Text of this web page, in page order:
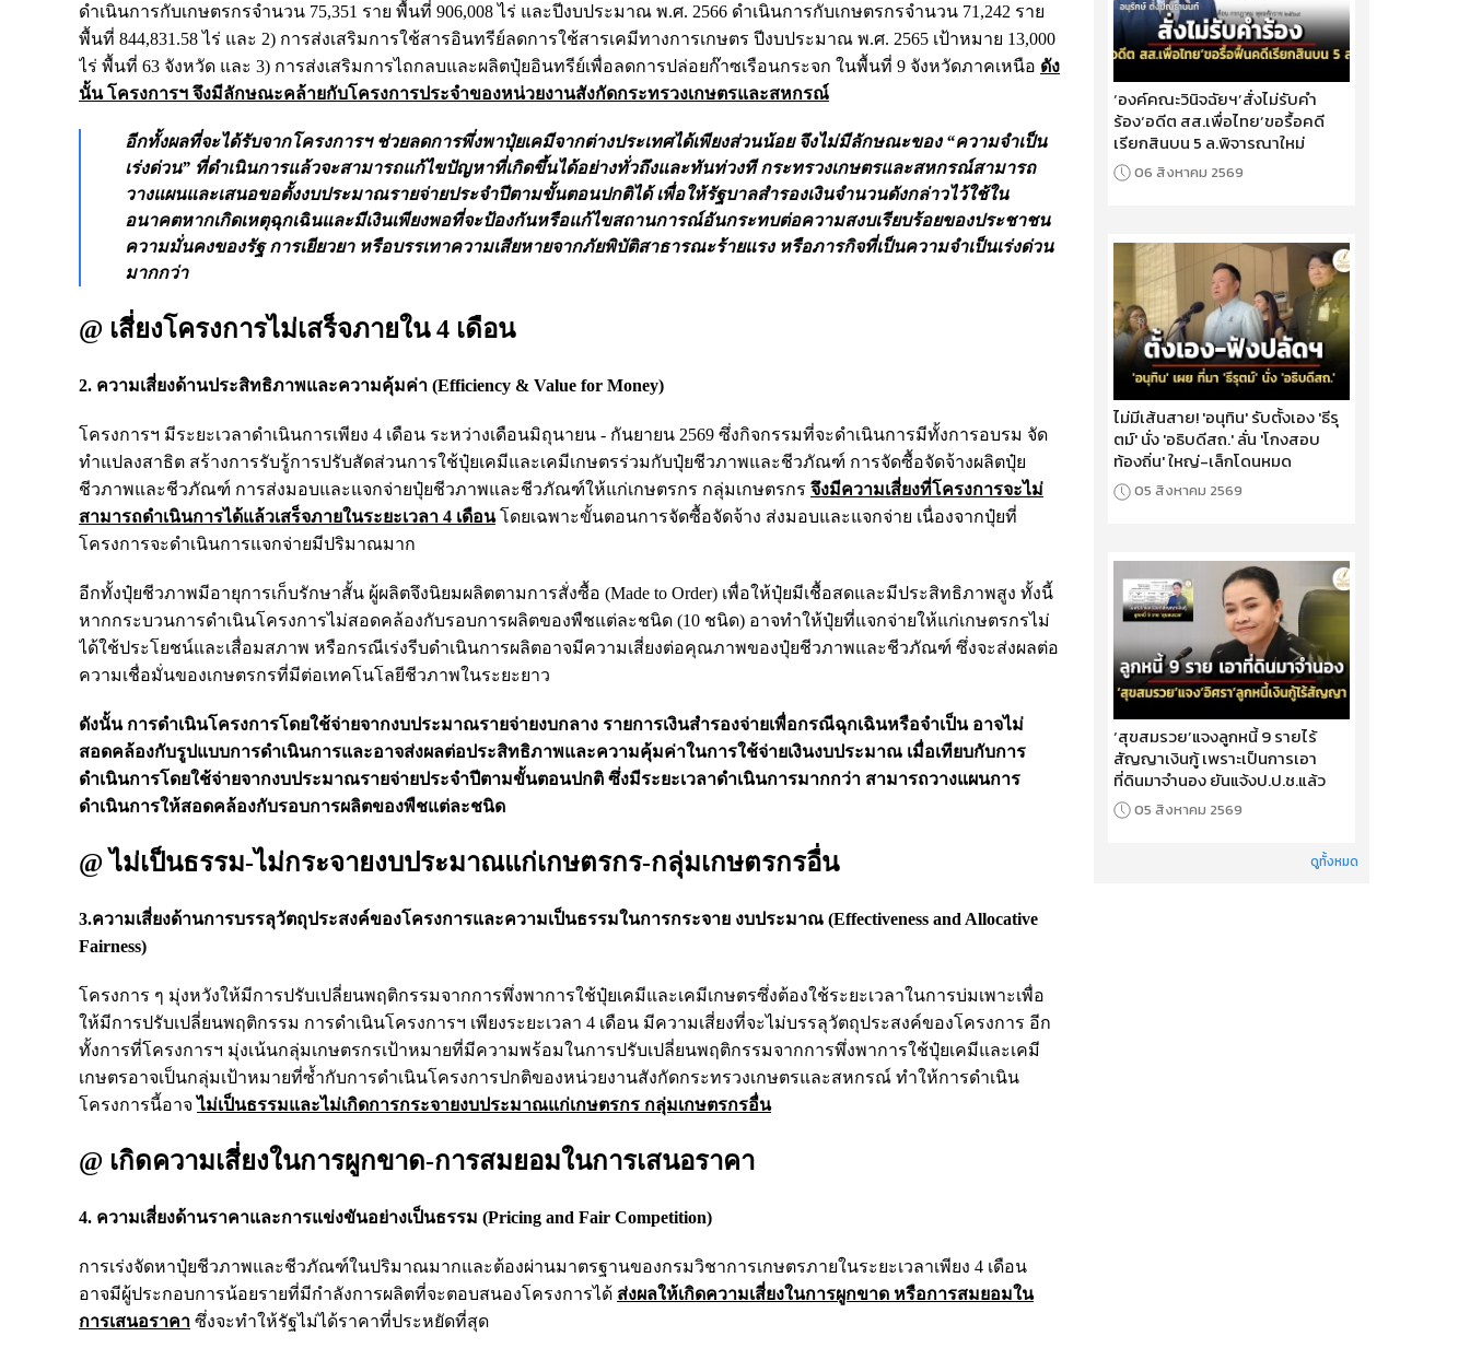
ดำเนินการกับเกษตรกรจำนวน 75,351 ราย พื้นที่ 906,008 ไร่ และปีงบประมาณ พ.ศ. 2566 ดำเนินการกับเกษตรกรจำนวน 71,242 ราย
พื้นที่ 844,831.58 ไร่ และ 2) การส่งเสริมการใช้สารอินทรีย์ลดการใช้สารเคมีทางการเกษตร ปีงบประมาณ พ.ศ. 2565 เป้าหมาย 13,000
ไร่ พื้นที่ 63 จังหวัด และ 3) การส่งเสริมการไถกลบและผลิตปุ๋ยอินทรีย์เพื่อลดการปล่อยก๊าซเรือนกระจก ในพื้นที่ 9 จังหวัดภาคเหนือ ดัง
นั้น โครงการฯ จึงมีลักษณะคล้ายกับโครงการประจำของหน่วยงานสังกัดกระทรวงเกษตรและสหกรณ์
อีกทั้งผลที่จะได้รับจากโครงการฯ ช่วยลดการพึ่งพาปุ๋ยเคมีจากต่างประเทศได้เพียงส่วนน้อย จึงไม่มีลักษณะของ “ความจำเป็น
เร่งด่วน” ที่ดำเนินการแล้วจะสามารถแก้ไขปัญหาที่เกิดขึ้นได้อย่างทั่วถึงและทันท่วงที กระทรวงเกษตรและสหกรณ์สามารถ
วางแผนและเสนอขอตั้งงบประมาณรายจ่ายประจำปีตามขั้นตอนปกติได้ เพื่อให้รัฐบาลสำรองเงินจำนวนดังกล่าวไว้ใช้ใน
อนาคตหากเกิดเหตุฉุกเฉินและมีเงินเพียงพอที่จะป้องกันหรือแก้ไขสถานการณ์อันกระทบต่อความสงบเรียบร้อยของประชาชน
ความมั่นคงของรัฐ การเยียวยา หรือบรรเทาความเสียหายจากภัยพิบัติสาธารณะร้ายแรง หรือภารกิจที่เป็นความจําเป็นเร่งด่วน
มากกว่า
@ เสี่ยงโครงการไม่เสร็จภายใน 4 เดือน
2. ความเสี่ยงด้านประสิทธิภาพและความคุ้มค่า (Efficiency & Value for Money)
โครงการฯ มีระยะเวลาดำเนินการเพียง 4 เดือน ระหว่างเดือนมิถุนายน - กันยายน 2569 ซึ่งกิจกรรมที่จะดำเนินการมีทั้งการอบรม จัด
ทำแปลงสาธิต สร้างการรับรู้การปรับสัดส่วนการใช้ปุ๋ยเคมีและเคมีเกษตรร่วมกับปุ๋ยชีวภาพและชีวภัณฑ์ การจัดซื้อจัดจ้างผลิตปุ๋ย
ชีวภาพและชีวภัณฑ์ การส่งมอบและแจกจ่ายปุ๋ยชีวภาพและชีวภัณฑ์ให้แก่เกษตรกร กลุ่มเกษตรกร จึงมีความเสี่ยงที่โครงการจะไม่
สามารถดำเนินการได้แล้วเสร็จภายในระยะเวลา 4 เดือนโดยเฉพาะขั้นตอนการจัดซื้อจัดจ้าง ส่งมอบและแจกจ่าย เนื่องจากปุ๋ยที่
โครงการจะดำเนินการแจกจ่ายมีปริมาณมาก
อีกทั้งปุ๋ยชีวภาพมีอายุการเก็บรักษาสั้น ผู้ผลิตจึงนิยมผลิตตามการสั่งซื้อ (Made to Order) เพื่อให้ปุ๋ยมีเชื้อสดและมีประสิทธิภาพสูง ทั้งนี้
หากกระบวนการดำเนินโครงการไม่สอดคล้องกับรอบการผลิตของพืชแต่ละชนิด (10 ชนิด) อาจทำให้ปุ๋ยที่แจกจ่ายให้แก่เกษตรกรไม่
ได้ใช้ประโยชน์และเสื่อมสภาพ หรือกรณีเร่งรีบดำเนินการผลิตอาจมีความเสี่ยงต่อคุณภาพของปุ๋ยชีวภาพและชีวภัณฑ์ ซึ่งจะส่งผลต่อ
ความเชื่อมั่นของเกษตรกรที่มีต่อเทคโนโลยีชีวภาพในระยะยาว
ดังนั้น การดำเนินโครงการโดยใช้จ่ายจากงบประมาณรายจ่ายงบกลาง รายการเงินสำรองจ่ายเพื่อกรณีฉุกเฉินหรือจำเป็น อาจไม่
สอดคล้องกับรูปแบบการดำเนินการและอาจส่งผลต่อประสิทธิภาพและความคุ้มค่าในการใช้จ่ายเงินงบประมาณ เมื่อเทียบกับการ
ดำเนินการโดยใช้จ่ายจากงบประมาณรายจ่ายประจำปีตามขั้นตอนปกติ ซึ่งมีระยะเวลาดำเนินการมากกว่า สามารถวางแผนการ
ดำเนินการให้สอดคล้องกับรอบการผลิตของพืชแต่ละชนิด
@ ไม่เป็นธรรม-ไม่กระจายงบประมาณแก่เกษตรกร-กลุ่มเกษตรกรอื่น
3.ความเสี่ยงด้านการบรรลุวัตถุประสงค์ของโครงการและความเป็นธรรมในการกระจาย งบประมาณ (Effectiveness and Allocative
Fairness)
โครงการ ๆ มุ่งหวังให้มีการปรับเปลี่ยนพฤติกรรมจากการพึ่งพาการใช้ปุ๋ยเคมีและเคมีเกษตรซึ่งต้องใช้ระยะเวลาในการบ่มเพาะเพื่อ
ให้มีการปรับเปลี่ยนพฤติกรรม การดำเนินโครงการฯ เพียงระยะเวลา 4 เดือน มีความเสี่ยงที่จะไม่บรรลุวัตถุประสงค์ของโครงการ อีก
ทั้งการที่โครงการฯ มุ่งเน้นกลุ่มเกษตรกรเป้าหมายที่มีความพร้อมในการปรับเปลี่ยนพฤติกรรมจากการพึ่งพาการใช้ปุ๋ยเคมีและเคมี
เกษตรอาจเป็นกลุ่มเป้าหมายที่ซ้ำกับการดำเนินโครงการปกติของหน่วยงานสังกัดกระทรวงเกษตรและสหกรณ์ ทำให้การดำเนิน
โครงการนี้อาจไม่เป็นธรรมและไม่เกิดการกระจายงบประมาณแก่เกษตรกร กลุ่มเกษตรกรอื่น
@ เกิดความเสี่ยงในการผูกขาด-การสมยอมในการเสนอราคา
4. ความเสี่ยงด้านราคาและการแข่งขันอย่างเป็นธรรม (Pricing and Fair Competition)
การเร่งจัดหาปุ๋ยชีวภาพและชีวภัณฑ์ในปริมาณมากและต้องผ่านมาตรฐานของกรมวิชาการเกษตรภายในระยะเวลาเพียง 4 เดือน
อาจมีผู้ประกอบการน้อยรายที่มีกำลังการผลิตที่จะตอบสนองโครงการได้ ส่งผลให้เกิดความเสี่ยงในการผูกขาด หรือการสมยอมใน
การเสนอราคา ซึ่งจะทำให้รัฐไม่ได้ราคาที่ประหยัดที่สุด
‘องค์คณะวินิจฉัยฯ’สั่งไม่รับคำ
ร้อง‘อดีต สส.เพื่อไทย’ขอรื้อคดี
เรียกสินบน 5 ล.พิจารณาใหม่
06 สิงหาคม 2569
ไม่มีเส้นสาย! 'อนุทิน' รับตั้งเอง 'ธีรุ
ตม์' นั่ง 'อธิบดีสถ.' ลั่น 'โกงสอบ
ท้องถิ่น' ใหญ่-เล็กโดนหมด
05 สิงหาคม 2569
‘สุขสมรวย’แจงลูกหนี้ 9 รายไร้
สัญญาเงินกู้ เพราะเป็นการเอา
ที่ดินมาจำนอง ยันแจ้งป.ป.ช.แล้ว
05 สิงหาคม 2569
ดูทั้งหมด